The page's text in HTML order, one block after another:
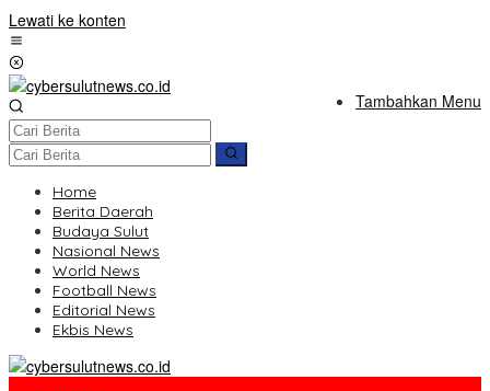
Lewati ke konten
Tambahkan Menu
Home
Berita Daerah
Budaya Sulut
Nasional News
World News
Football News
Editorial News
Ekbis News